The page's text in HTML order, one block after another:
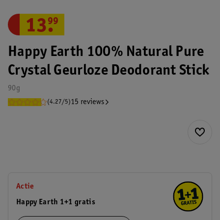
Happy Earth 100% Natural Pure
Crystal Geurloze Deodorant Stick
90g
(4.27/5)15 reviews
13.
99
Actie
Happy Earth 1+1 gratis